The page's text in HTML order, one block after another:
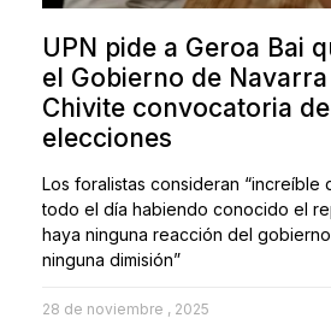
UPN pide a Geroa Bai
el Gobierno de
Chivite convocatoria
elecciones
Los foralistas consideran “increíble
todo el día habiendo conocido el
haya ninguna reacción del
ninguna dimisión”
28 de noviembre , 2025